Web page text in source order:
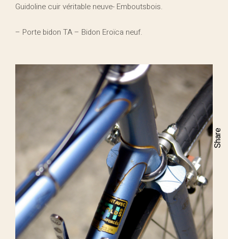
Guidoline cuir véritable neuve- Emboutsbois.
– Porte bidon TA – Bidon Eroïca neuf.
Share